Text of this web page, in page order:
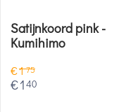
Satijnkoord pink -
Kumihimo
€175
€140